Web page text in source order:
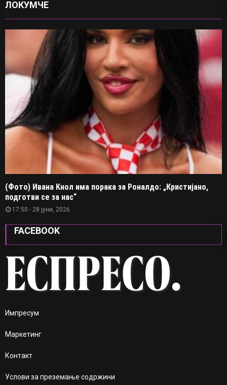
ЛОКУМЧЕ
(Фото) Ивана Кнол има порака за Роналдо: „Кристијано,
подготви се за нас“
17:50 - 28 јуни, 2026
FACEBOOK
Импресум
Маркетинг
Контакт
Услови за преземање содржини